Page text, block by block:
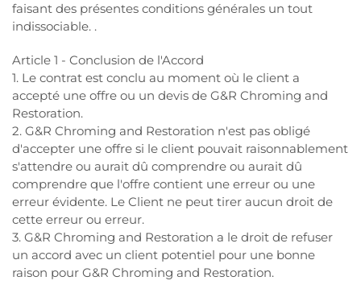
faisant des présentes conditions générales un tout
indissociable. .
Article 1 - Conclusion de l'Accord
1. Le contrat est conclu au moment où le client a
accepté une offre ou un devis de G&R Chroming and
Restoration.
2. G&R Chroming and Restoration n'est pas obligé
d'accepter une offre si le client pouvait raisonnablement
s'attendre ou aurait dû comprendre ou aurait dû
comprendre que l'offre contient une erreur ou une
erreur évidente. Le Client ne peut tirer aucun droit de
cette erreur ou erreur.
3. G&R Chroming and Restoration a le droit de refuser
un accord avec un client potentiel pour une bonne
raison pour G&R Chroming and Restoration.